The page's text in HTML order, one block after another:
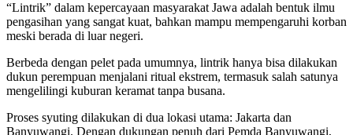
“Lintrik” dalam kepercayaan masyarakat Jawa adalah bentuk ilmu
pengasihan yang sangat kuat, bahkan mampu mempengaruhi korban
meski berada di luar negeri.
Berbeda dengan pelet pada umumnya, lintrik hanya bisa dilakukan
dukun perempuan menjalani ritual ekstrem, termasuk salah satunya
mengelilingi kuburan keramat tanpa busana.
Proses syuting dilakukan di dua lokasi utama: Jakarta dan
Banyuwangi. Dengan dukungan penuh dari Pemda Banyuwangi,